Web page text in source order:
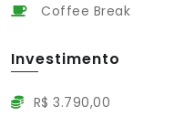
Coffee Break
Investimento
R$ 3.790,00